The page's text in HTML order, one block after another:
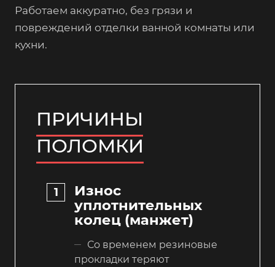
Работаем аккуратно, без грязи и
повреждений отделки ванной комнаты или
кухни.
ПРИЧИНЫ
ПОЛОМКИ
Износ
уплотнительных
колец (манжет)
Со временем резиновые
прокладки теряют